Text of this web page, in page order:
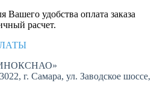
удобства оплата заказа
расчет.
г. Самара, ул. Заводское шоссе,